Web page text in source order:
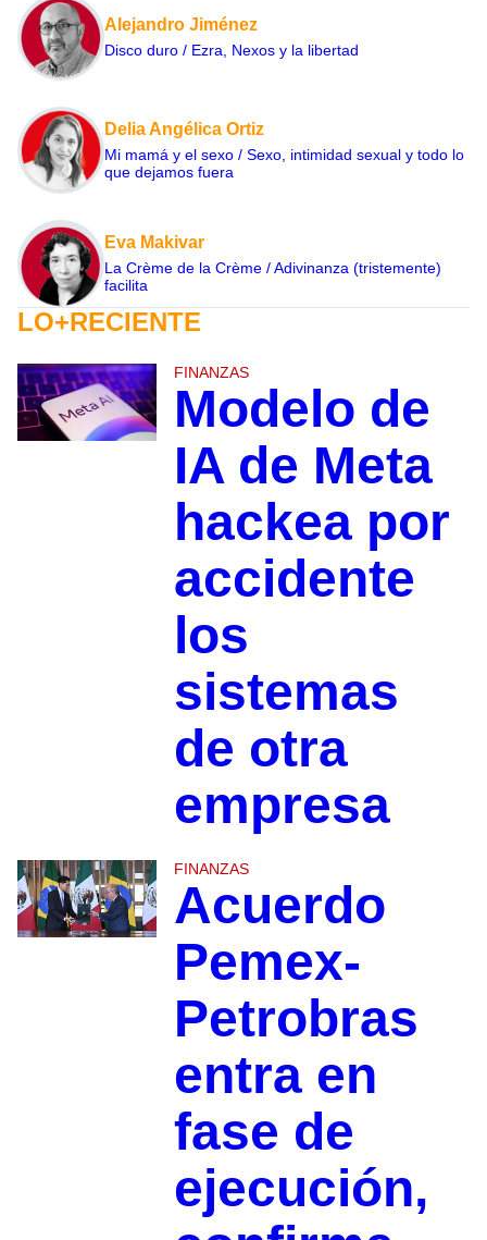
Alejandro Jiménez
Disco duro / Ezra, Nexos y la libertad
Delia Angélica Ortiz
Mi mamá y el sexo / Sexo, intimidad sexual y todo lo
que dejamos fuera
Eva Makivar
La Crème de la Crème / Adivinanza (tristemente)
facilita
LO+RECIENTE
FINANZAS
Modelo de
IA de Meta
hackea por
accidente
los
sistemas
de otra
empresa
FINANZAS
Acuerdo
Pemex-
Petrobras
entra en
fase de
ejecución,